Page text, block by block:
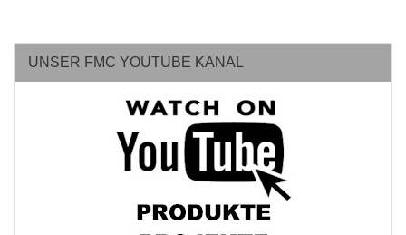
UNSER FMC YOUTUBE KANAL